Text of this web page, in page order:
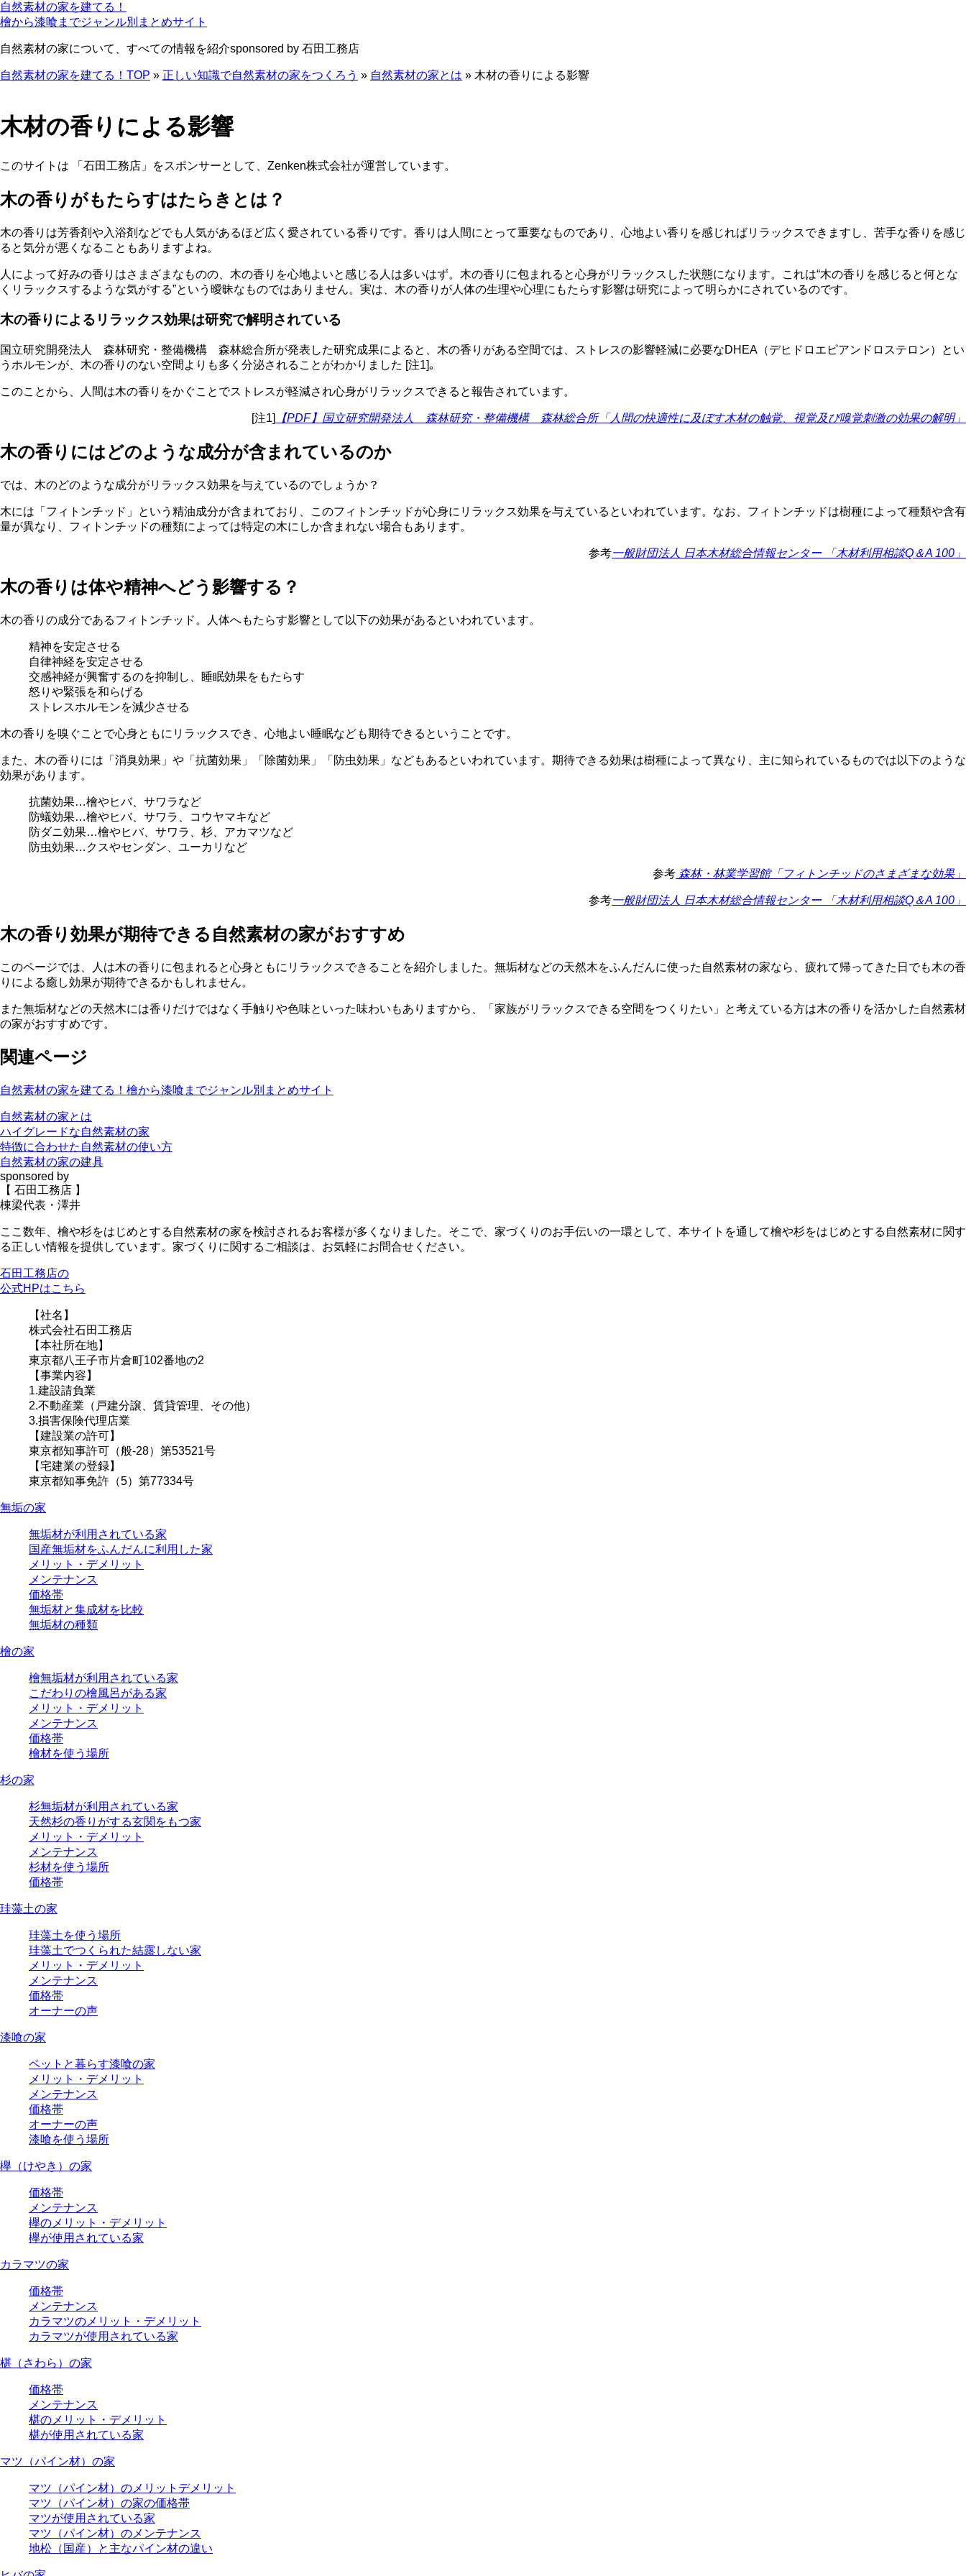
自然素材の家を建てる！
檜から漆喰までジャンル別まとめサイト
自然素材の家について、すべての情報を紹介sponsored by 石田工務店
自然素材の家を建てる！TOP » 正しい知識で自然素材の家をつくろう » 自然素材の家とは » 木材の香りによる影響
木材の香りによる影響
このサイトは 「石田工務店」をスポンサーとして、Zenken株式会社が運営しています。
木の香りがもたらすはたらきとは？
木の香りは芳香剤や入浴剤などでも人気があるほど広く愛されている香りです。香りは人間にとって重要なものであり、心地よい香りを感じればリラックスできますし、苦手な香りを感じ
ると気分が悪くなることもありますよね。
人によって好みの香りはさまざまなものの、木の香りを心地よいと感じる人は多いはず。木の香りに包まれると心身がリラックスした状態になります。これは“木の香りを感じると何とな
くリラックスするような気がする”という曖昧なものではありません。実は、木の香りが人体の生理や心理にもたらす影響は研究によって明らかにされているのです。
木の香りによるリラックス効果は研究で解明されている
国立研究開発法人 森林研究・整備機構 森林総合所が発表した研究成果によると、木の香りがある空間では、ストレスの影響軽減に必要なDHEA（デヒドロエピアンドロステロン）とい
うホルモンが、木の香りのない空間よりも多く分泌されることがわかりました [注1]｡
このことから、人間は木の香りをかぐことでストレスが軽減され心身がリラックスできると報告されています。
[注1] 【PDF】国立研究開発法人 森林研究・整備機構 森林総合所「人間の快適性に及ぼす木材の触覚、視覚及び嗅覚刺激の効果の解明」
木の香りにはどのような成分が含まれているのか
では、木のどのような成分がリラックス効果を与えているのでしょうか？
木には「フィトンチッド」という精油成分が含まれており、このフィトンチッドが心身にリラックス効果を与えているといわれています。なお、フィトンチッドは樹種によって種類や含有
量が異なり、フィトンチッドの種類によっては特定の木にしか含まれない場合もあります。
参考一般財団法人 日本木材総合情報センター 「木材利用相談Q＆A 100」
木の香りは体や精神へどう影響する？
木の香りの成分であるフィトンチッド。人体へもたらす影響として以下の効果があるといわれています。
精神を安定させる
自律神経を安定させる
交感神経が興奮するのを抑制し、睡眠効果をもたらす
怒りや緊張を和らげる
ストレスホルモンを減少させる
木の香りを嗅ぐことで心身ともにリラックスでき、心地よい睡眠なども期待できるということです。
また、木の香りには「消臭効果」や「抗菌効果」「除菌効果」「防虫効果」などもあるといわれています。期待できる効果は樹種によって異なり、主に知られているものでは以下のような
効果があります。
抗菌効果…檜やヒバ、サワラなど
防蟻効果…檜やヒバ、サワラ、コウヤマキなど
防ダニ効果…檜やヒバ、サワラ、杉、アカマツなど
防虫効果…クスやセンダン、ユーカリなど
参考 森林・林業学習館「フィトンチッドのさまざまな効果」
参考一般財団法人 日本木材総合情報センター 「木材利用相談Q＆A 100」
木の香り効果が期待できる自然素材の家がおすすめ
このページでは、人は木の香りに包まれると心身ともにリラックスできることを紹介しました。無垢材などの天然木をふんだんに使った自然素材の家なら、疲れて帰ってきた日でも木の香
りによる癒し効果が期待できるかもしれません。
また無垢材などの天然木には香りだけではなく手触りや色味といった味わいもありますから、「家族がリラックスできる空間をつくりたい」と考えている方は木の香りを活かした自然素材
の家がおすすめです。
関連ページ
自然素材の家を建てる！檜から漆喰までジャンル別まとめサイト
自然素材の家とは
ハイグレードな自然素材の家
特徴に合わせた自然素材の使い方
自然素材の家の建具
sponsored by
【 石田工務店 】
棟梁代表・澤井
ここ数年、 檜や杉をはじめとする自然素材の家を検討されるお客様が多くなりました。そこで、家づくりのお手伝いの一環として、本サイトを通して檜や杉をはじめとする自然素材に関す
る正しい情報を提供しています。家づくりに関するご相談は、お気軽にお問合せください。
石田工務店の
公式HPはこちら
【社名】
株式会社石田工務店
【本社所在地】
東京都八王子市片倉町102番地の2
【事業内容】
1.建設請負業
2.不動産業（戸建分譲、賃貸管理、その他）
3.損害保険代理店業
【建設業の許可】
東京都知事許可（般-28）第53521号
【宅建業の登録】
東京都知事免許（5）第77334号
無垢の家
無垢材が利用されている家
国産無垢材をふんだんに利用した家
メリット・デメリット
メンテナンス
価格帯
無垢材と集成材を比較
無垢材の種類
檜の家
檜無垢材が利用されている家
こだわりの檜風呂がある家
メリット・デメリット
メンテナンス
価格帯
檜材を使う場所
杉の家
杉無垢材が利用されている家
天然杉の香りがする玄関をもつ家
メリット・デメリット
メンテナンス
杉材を使う場所
価格帯
珪藻土の家
珪藻土を使う場所
珪藻土でつくられた結露しない家
メリット・デメリット
メンテナンス
価格帯
オーナーの声
漆喰の家
ペットと暮らす漆喰の家
メリット・デメリット
メンテナンス
価格帯
オーナーの声
漆喰を使う場所
欅（けやき）の家
価格帯
メンテナンス
欅のメリット・デメリット
欅が使用されている家
カラマツの家
価格帯
メンテナンス
カラマツのメリット・デメリット
カラマツが使用されている家
椹（さわら）の家
価格帯
メンテナンス
椹のメリット・デメリット
椹が使用されている家
マツ（パイン材）の家
マツ（パイン材）のメリットデメリット
マツ（パイン材）の家の価格帯
マツが使用されている家
マツ（パイン材）のメンテナンス
地松（国産）と主なパイン材の違い